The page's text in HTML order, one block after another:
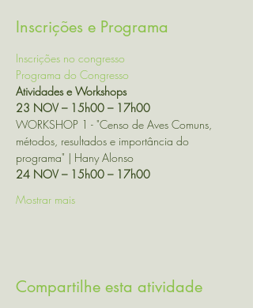
Inscrições e Programa
Inscrições no congresso
Programa do Congresso
Atividades e Workshops
23 NOV – 15h00 – 17h00
WORKSHOP 1 - "Censo de Aves Comuns,
métodos, resultados e importância do
programa" | Hany Alonso
24 NOV – 15h00 – 17h00
Mostrar mais
Compartilhe esta atividade